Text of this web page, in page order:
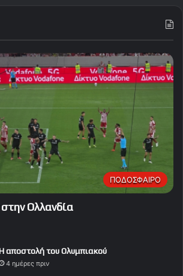
ΠΟΔΟΣΦΑΙΡΟ
Ολλανδία
αποστολή του Ολυμπιακού
4 ημέρες πριν